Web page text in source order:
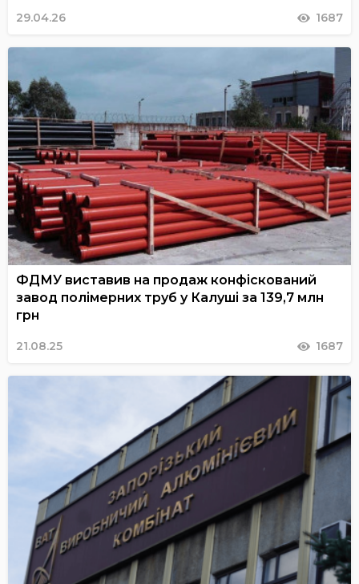
29.04.26 1687
ФДМУ виставив на продаж конфіскований
завод полімерних труб у Калуші за 139,7 млн
грн
21.08.25 1687